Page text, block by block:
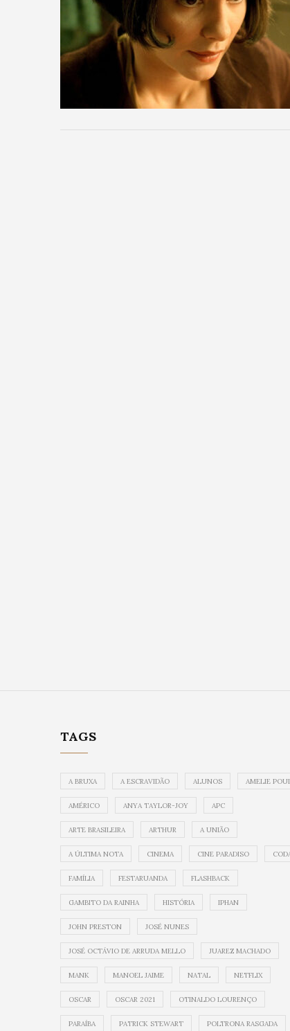
TAGS
A BRUXA A ESCRAVIDÃO ALUNOS AMELIE
AMÉRICO ANYA TAYLOR-JOY APC
ARTE BRASILEIRA ARTHUR A UNIÃO
A ÚLTIMA NOTA CINEMA CINE PARADISO
FAMÍLIA FESTARUANDA FLASHBACK
GAMBITO DA RAINHA HISTÓRIA IPHAN
JOHN PRESTON JOSÉ NUNES
JOSÉ OCTÁVIO DE ARRUDA MELLO JUAREZ MACHADO
MANK MANOEL JAIME NATAL NETFLIX
OSCAR OSCAR 2021 OTINALDO LOURENÇO
PARAÍBA PATRICK STEWART POLTRONA RASGADA